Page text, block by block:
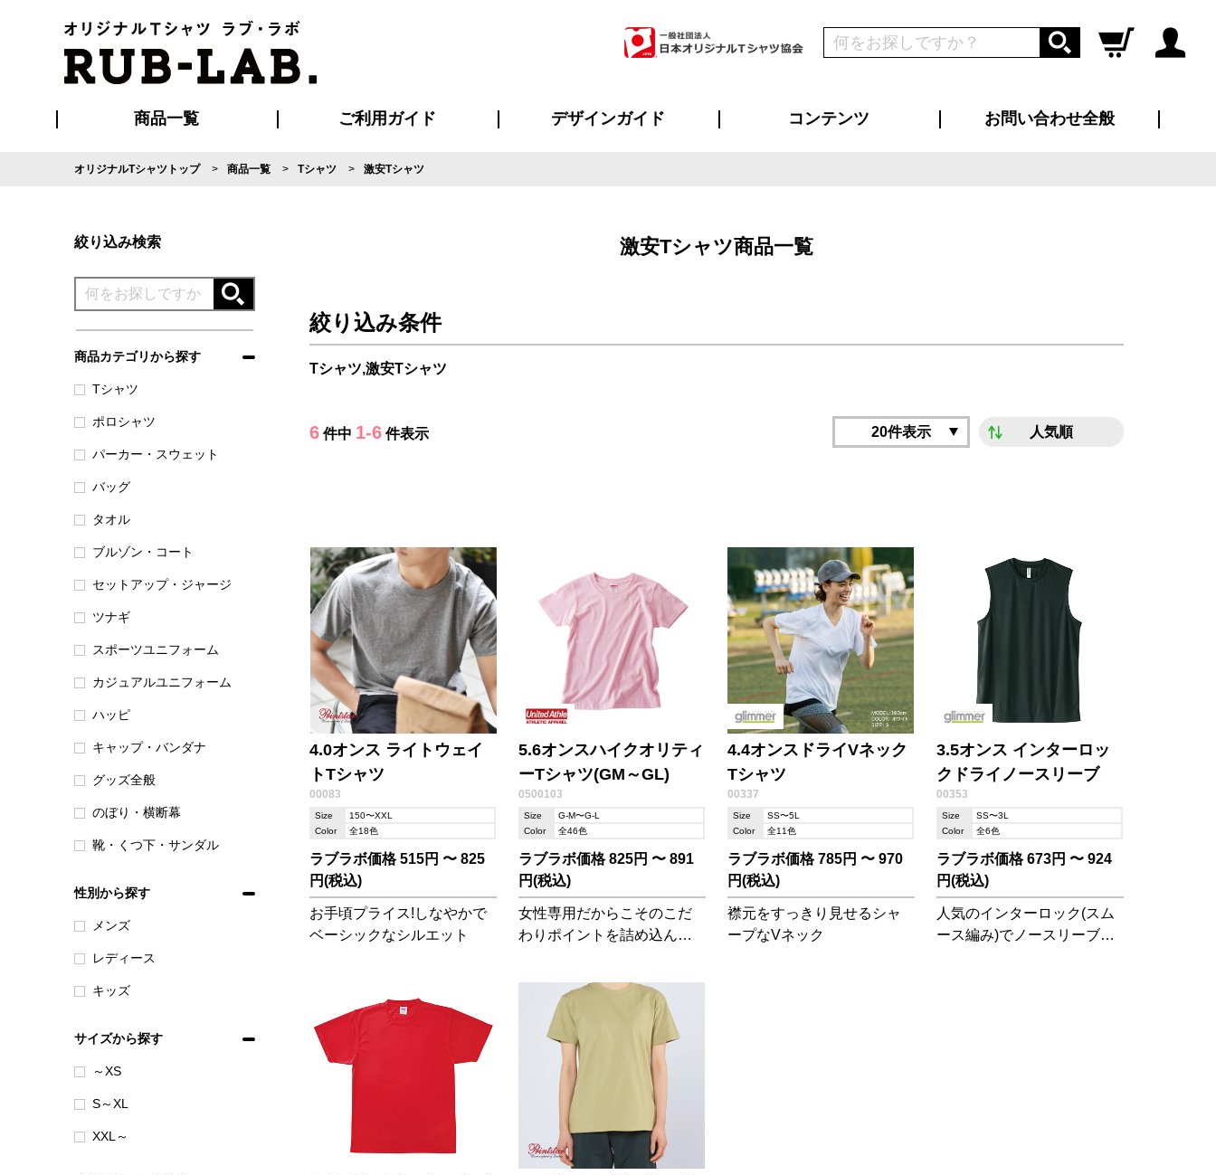
ログイン
商品一覧 ご利用ガイド
ご利用ガイド
はじめての方へ
再注文の方へ
お支払い方法について
割引まとめページ
発送・特急サービスについて
版の保管期限について
マイページ会員のメリット
よくあるご質問
デザインガイド コンテンツ お問い合わせ全般
オリジナルTシャツトップ 商品一覧 Tシャツ 激安Tシャツ
絞り込み検索
商品カテゴリから探す
Tシャツ
ポロシャツ
パーカー・スウェット
バッグ
タオル
ブルゾン・コート
セットアップ・ジャージ
ツナギ
スポーツユニフォーム
カジュアルユニフォーム
ハッピ
キャップ・バンダナ
グッズ全般
のぼり・横断幕
靴・くつ下・サンダル
性別から探す
メンズ
レディース
キッズ
サイズから探す
～XS
S～XL
XXL～
激安Tシャツ商品一覧
絞り込み条件
Tシャツ,激安Tシャツ
6 件中 1-6 件表示 20件表示 人気順
4.0オンス ライトウェイ
トTシャツ
00083
Size
150〜XXL
Color
全18色
ラブラボ価格 515円 〜 825
円(税込)
お手頃プライス!しなやかで
ベーシックなシルエット
5.6オンスハイクオリティ
ーTシャツ(GM～GL)
0500103
Size
G-M〜G-L
Color
全46色
ラブラボ価格 825円 〜 891
円(税込)
女性専用だからこそのこだ
わりポイントを詰め込んだ
4.4オンスドライVネック
Tシャツ
00337
Size
SS〜5L
Color
全11色
ラブラボ価格 785円 〜 970
円(税込)
襟元をすっきり見せるシャ
ープなVネック
3.5オンス インターロッ
クドライノースリーブ
00353
Size
SS〜3L
Color
全6色
ラブラボ価格 673円 〜 924
円(税込)
人気のインターロック(スム
ース編み)でノースリーブも